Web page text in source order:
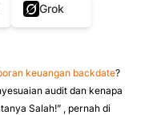
Grok
keuangan backdate?
audit dan kenapa
Salah!” , pernah di